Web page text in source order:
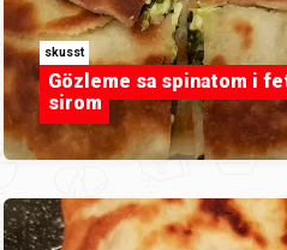
skusst
Gözleme sa spinatom i
sirom